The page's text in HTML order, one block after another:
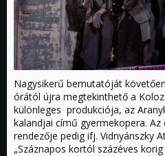
Nagysikerű bemutatóját
órától újra megtekinthető a
különleges produkciója, az
kalandjai című gyermekopera.
rendezője pedig ifj. Vidnyánszky
„Száznapos kortól százéves